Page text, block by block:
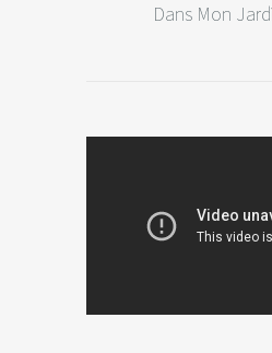
Dans Mon